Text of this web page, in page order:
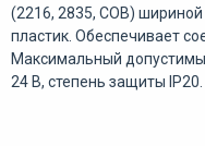
(2216, 2835, COB)
пластик. Обеспечивает
Максимальный
24 В, степень защиты